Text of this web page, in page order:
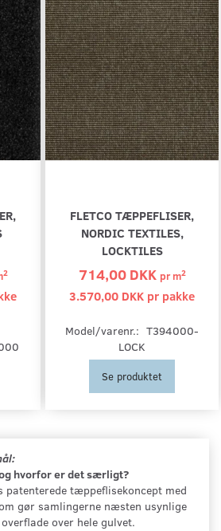
2
FLETCO TÆPPEFLISER,
NORDIC TEXTILES,
LOCKTILES
714,00 DKK prm2
3.570,00 DKK pr pakke
Model/varenr.: T394000-
LOCK
Se produktet
hvorfor er det særligt?
patenterede tæppeflisekoncept med
gør samlingerne næsten usynlige
over hele gulvet.